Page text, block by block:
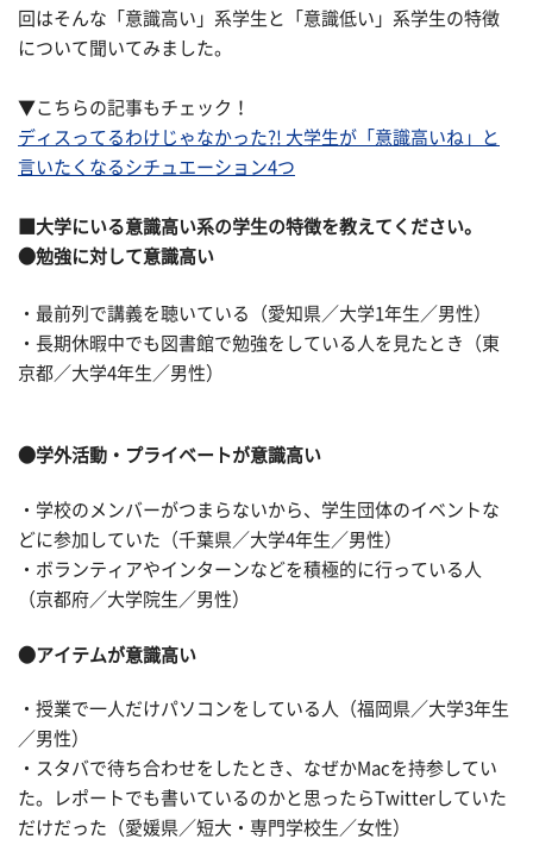
回はそんな「意識高い」系学生と「意識低い」系学生の特徴
について聞いてみました。
▼こちらの記事もチェック！
ディスってるわけじゃなかった?! 大学生が「意識高いね」と
言いたくなるシチュエーション4つ
■大学にいる意識高い系の学生の特徴を教えてください。
●勉強に対して意識高い
・最前列で講義を聴いている（愛知県／大学1年生／男性）
・長期休暇中でも図書館で勉強をしている人を見たとき（東
京都／大学4年生／男性）
●学外活動・プライベートが意識高い
・学校のメンバーがつまらないから、学生団体のイベントな
どに参加していた（千葉県／大学4年生／男性）
・ボランティアやインターンなどを積極的に行っている人
（京都府／大学院生／男性）
●アイテムが意識高い
・授業で一人だけパソコンをしている人（福岡県／大学3年生
／男性）
・スタバで待ち合わせをしたとき、なぜかMacを持参してい
た。レポートでも書いているのかと思ったらTwitterしていた
だけだった（愛媛県／短大・専門学校生／女性）